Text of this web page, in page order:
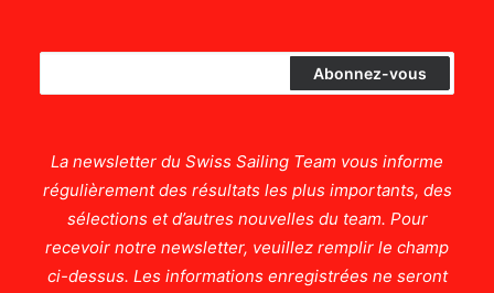
La newsletter du Swiss Sailing Team vous informe
régulièrement des résultats les plus importants, des
sélections et d’autres nouvelles du team. Pour
recevoir notre newsletter, veuillez remplir le champ
ci-dessus. Les informations enregistrées ne seront